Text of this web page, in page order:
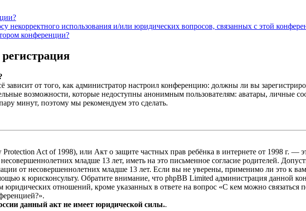
некорректного использования и/или юридических вопросов, связанных с этой
конференции?
зависит от того, как администратор настроил конференцию: должны ли вы
возможности, которые недоступны анонимным пользователям: аватары, личные
минут, поэтому мы рекомендуем это сделать.
Protection Act of 1998), или Акт о защите частных прав ребёнка в интернете от 1998 г.
младше 13 лет, иметь на это письменное согласие родителей.
от несовершеннолетних младше 13 лет. Если вы не уверены, применимо ли это к
к юрисконсульту. Обратите внимание, что phpBB Limited администрация данной
юридических отношений, кроме указанных в ответе на вопрос «С кем можно связаться
данный акт не имеет юридической силы..